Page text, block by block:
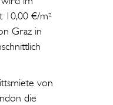
10,00 €/m²
Graz in
von
die